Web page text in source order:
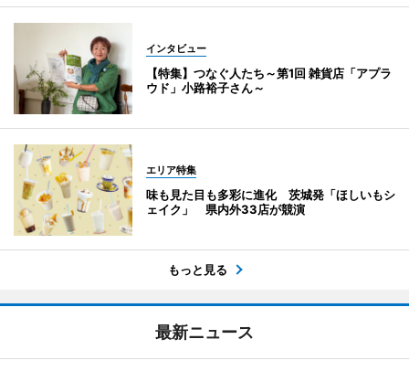
インタビュー
【特集】つなぐ人たち～第1回 雑貨店「アプラ
ウド」小路裕子さん～
エリア特集
味も見た目も多彩に進化 茨城発「ほしいもシ
ェイク」 県内外33店が競演
もっと見る
最新ニュース